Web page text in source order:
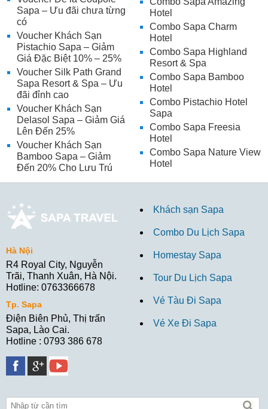
Hotel
Combo Sapa Charm
Hotel
Combo Sapa Highland
Resort & Spa
Combo Sapa Bamboo
Hotel
Combo Pistachio Hotel
Sapa
Combo Sapa Freesia
Hotel
Combo Sapa Nature View
Hotel
Sapa – Ưu đãi chưa từng
có
Voucher Khách Sạn
Pistachio Sapa – Giảm
Giá Đặc Biệt 10% – 25%
Voucher Silk Path Grand
Sapa Resort & Spa – Ưu
đãi đỉnh cao
Voucher Khách Sạn
Delasol Sapa – Giảm Giá
Lên Đến 25%
Voucher Khách Sạn
Bamboo Sapa – Giảm
Đến 20% Cho Lưu Trú
Hà Nội
R4 Royal City, Nguyễn
Trãi, Thanh Xuân, Hà Nội.
Hotline: 0763366678
Tp. Sapa
Điện Biên Phủ, Thị trấn
Sapa, Lào Cai.
Hotline : 0793 386 678
Khách sạn Sapa
Combo Du Lịch Sapa
Homestay Sapa
Tour Du Lịch Sapa
Vé Tàu Đi Sapa
Vé Xe Đi Sapa